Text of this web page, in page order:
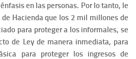
en las personas. Por lo tanto, le
Hacienda que los 2 mil millones de
para proteger a los informales, se
de Ley de manera inmediata, para
para proteger los ingresos de